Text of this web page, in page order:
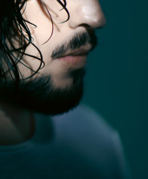
Andrè Schuen